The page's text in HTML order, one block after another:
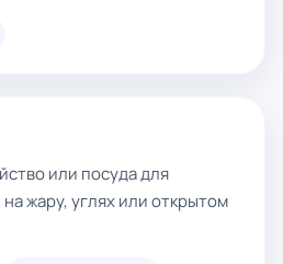
или посуда для
жару, углях или открытом